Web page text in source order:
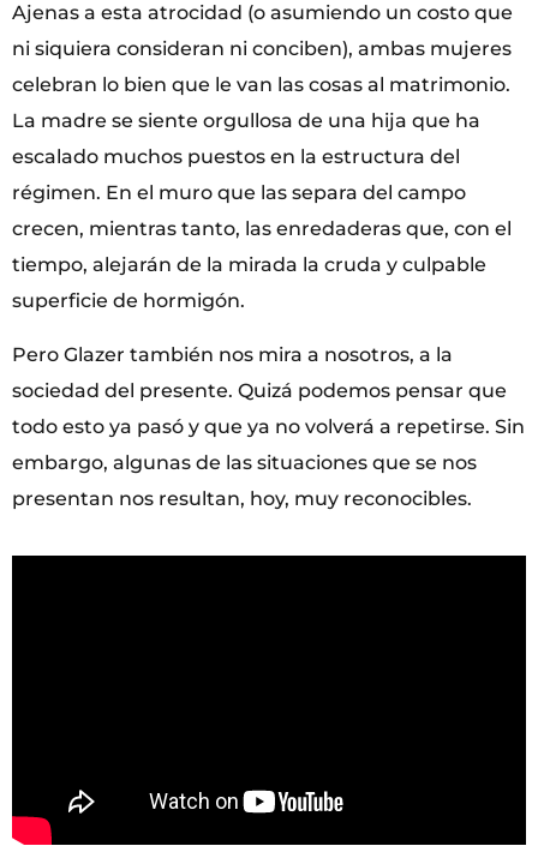
Ajenas a esta atrocidad (o asumiendo un costo que
ni siquiera consideran ni conciben), ambas mujeres
celebran lo bien que le van las cosas al matrimonio.
La madre se siente orgullosa de una hija que ha
escalado muchos puestos en la estructura del
régimen. En el muro que las separa del campo
crecen, mientras tanto, las enredaderas que, con el
tiempo, alejarán de la mirada la cruda y culpable
superficie de hormigón.
Pero Glazer también nos mira a nosotros, a la
sociedad del presente. Quizá podemos pensar que
todo esto ya pasó y que ya no volverá a repetirse. Sin
embargo, algunas de las situaciones que se nos
presentan nos resultan, hoy, muy reconocibles.